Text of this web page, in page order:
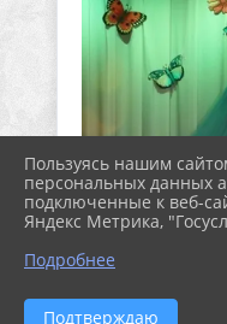
Пользуясь нашим
персональных данных
подключенные к веб-
Яндекс Метрика,
Подробнее
Подтверждаю